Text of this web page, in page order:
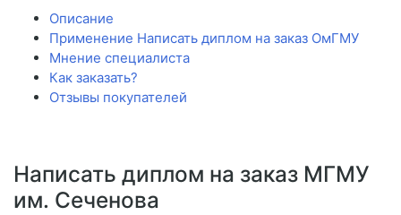
Описание
Применение Написать диплом на заказ ОмГМУ
Мнение специалиста
Как заказать?
Отзывы покупателей
Написать диплом на заказ МГМУ
им. Сеченова